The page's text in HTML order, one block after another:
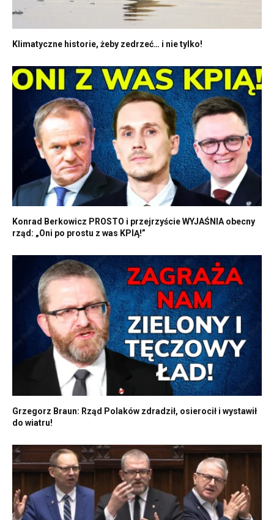
Klimatyczne historie, żeby zedrzeć… i nie tylko!
Konrad Berkowicz PROSTO i przejrzyście WYJAŚNIA obecny
rząd: „Oni po prostu z was KPIĄ!”
Grzegorz Braun: Rząd Polaków zdradził, osierocił i wystawił
do wiatru!